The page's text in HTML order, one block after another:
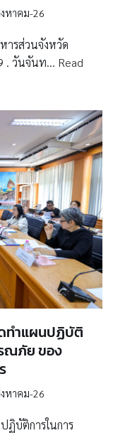
หาคม-26
ารส่วนจังหวัด
. วันจันท… Read
ทำแผนปฏิบัติ
รณภัย ของ
หาคม-26
บัติการในการ